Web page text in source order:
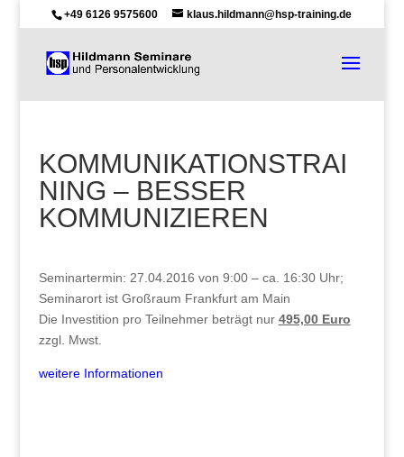
+49 6126 9575600 klaus.hildmann@hsp-training.de
KOMMUNIKATIONSTRAI
NING – BESSER
KOMMUNIZIEREN
Seminartermin: 27.04.2016 von 9:00 – ca. 16:30 Uhr;
Seminarort ist Großraum Frankfurt am Main
Die Investition pro Teilnehmer beträgt nur 495,00 Euro
zzgl. Mwst.
weitere Informationen